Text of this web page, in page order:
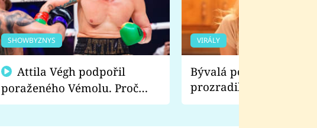
SHOWBYZNYS
poraženého Vémolu. Proč
chce raději zápasit s ním než
VIRÁLY
Bývalá pornoherečka
prozradila, co ji
natáčení Euforie.